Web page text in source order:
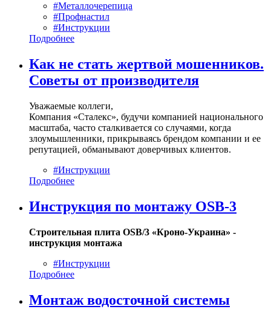
#Металлочерепица
#Профнастил
#Инструкции
Подробнее
Как не стать жертвой мошенников.
Советы от производителя
Уважаемые коллеги,
Компания «Сталекс», будучи компанией национального
масштаба, часто сталкивается со случаями, когда
злоумышленники, прикрываясь брендом компании и ее
репутацией, обманывают доверчивых клиентов.
#Инструкции
Подробнее
Инструкция по монтажу OSB-3
Строительная плита OSB/3 «Кроно-Украина» -
инструкция монтажа
#Инструкции
Подробнее
Монтаж водосточной системы